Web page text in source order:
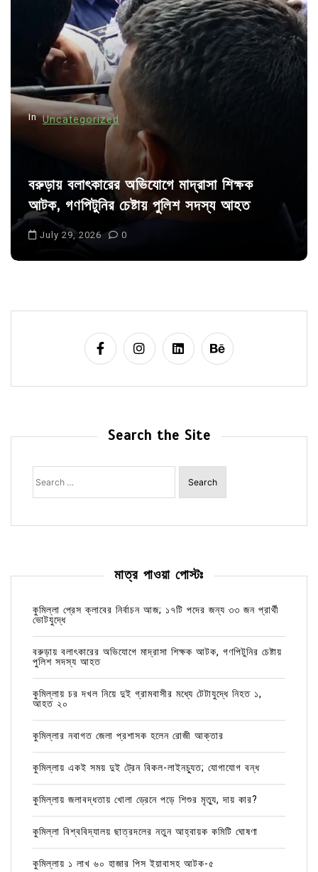
o
n
In Uncategorized
বরুড়ায় বলাৎকারের অভিযোগে মাদ্রাসা শিক্ষক
আটক, গণপিটুনির চেষ্টায় পুলিশ সদস্য আহত
July 29, 2026 0
Search the Site
Search
for:
মাত্র পাওয়া পোস্টঃ
কুমিল্লা প্রেস ক্লাবের নির্বাচন আজ; ১৭টি পদের জন্য ৩৩ জন প্রার্থী
ভোটযুদ্ধে
বরুড়ায় বলাৎকারের অভিযোগে মাদ্রাসা শিক্ষক আটক, গণপিটুনির চেষ্টায়
পুলিশ সদস্য আহত
কুমিল্লায় চর দখল নিয়ে দুই গ্রামবাসীর মধ্যে টেটাযুদ্ধে নিহত ১,
আহত ২০
কুমিল্লার নবাগত জেলা প্রশাসক হলেন রোজী আক্তার
কুমিল্লায় একই সময় দুই ট্রেন বিকল-লাইনচ্যুত; যোগাযোগ বন্ধ
কুমিল্লায় জলাবদ্ধতায় খোলা ড্রেনে পড়ে শিশুর মৃত্যু, দায় কার?
কুমিল্লা বিশ্ববিদ্যালয় ছাত্রদলের নতুন আহ্বায়ক কমিটি ঘোষণা
কুমিল্লায় ১ লাখ ৬০ হাজার পিস ইয়াবাসহ আটক-৫